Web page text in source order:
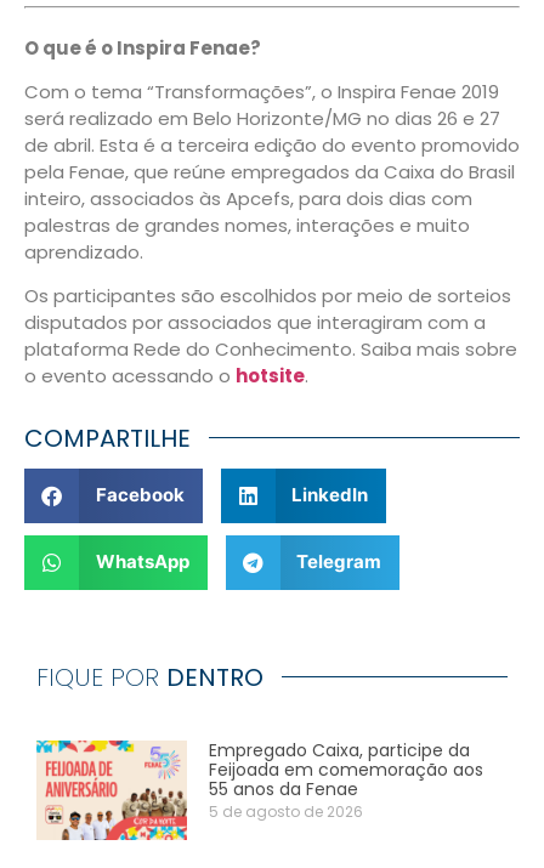
O que é o Inspira Fenae?
Com o tema “Transformações”, o Inspira Fenae 2019
será realizado em Belo Horizonte/MG no dias 26 e 27
de abril. Esta é a terceira edição do evento promovido
pela Fenae, que reúne empregados da Caixa do Brasil
inteiro, associados às Apcefs, para dois dias com
palestras de grandes nomes, interações e muito
aprendizado.
Os participantes são escolhidos por meio de sorteios
disputados por associados que interagiram com a
plataforma Rede do Conhecimento. Saiba mais sobre
o evento acessando o hotsite.
COMPARTILHE
Facebook LinkedIn
WhatsApp Telegram
FIQUE POR DENTRO
Empregado Caixa, participe da
Feijoada em comemoração aos
55 anos da Fenae
5 de agosto de 2026